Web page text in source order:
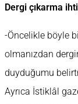
Dergi çıkarma
-Öncelikle böyle
olmanızdan
duyduğumu
Ayrıca İstiklâl